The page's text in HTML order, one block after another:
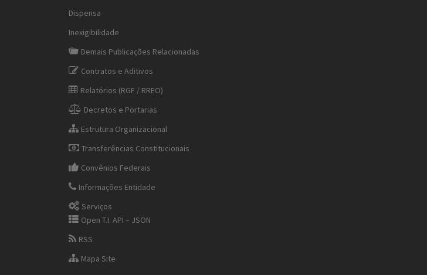
Dispensa
Inexigibilidade
Demais Publicações Relacionadas
Contratos e Aditivos
Relatórios (RGF / RREO)
Decretos e Portarias
Estrutura Organizacional
Transferências Constitucionais
Convênios Federais
Informações Entidade
Serviços
Open T.I. API – JSON
RSS
Mapa Site